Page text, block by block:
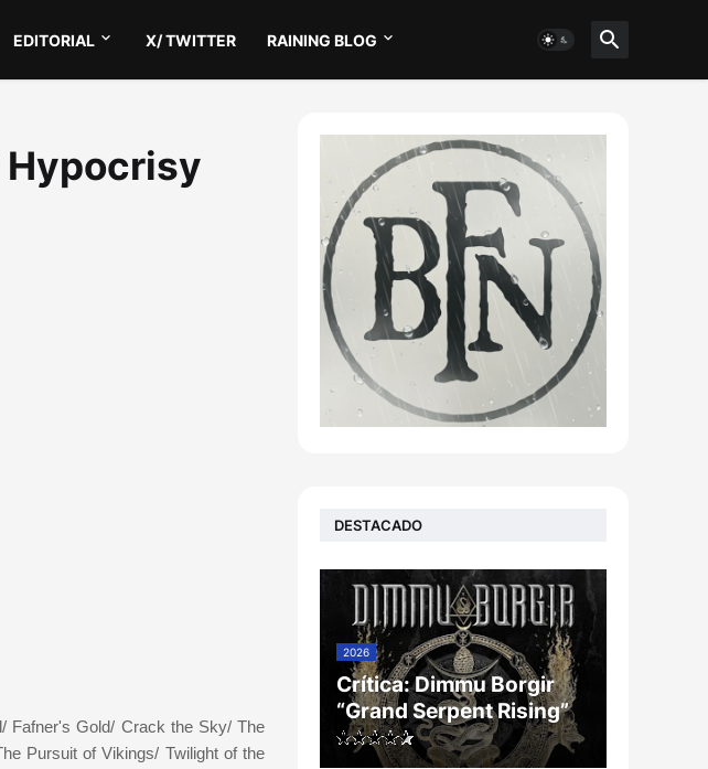
EDITORIAL X/ TWITTER RAINING BLOG
Hypocrisy
Fafner's Gold/ Crack the Sky/ The
Pursuit of Vikings/ Twilight of the
DESTACADO
2026
Crítica: Dimmu Borgir
“Grand Serpent Rising”